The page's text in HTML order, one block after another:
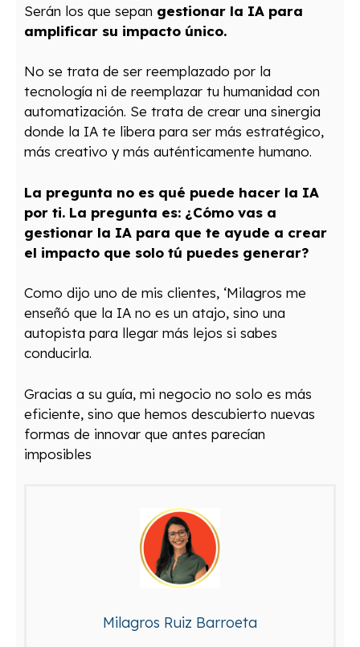
Serán los que sepan gestionar la IA para
amplificar su impacto único.
No se trata de ser reemplazado por la
tecnología ni de reemplazar tu humanidad con
automatización. Se trata de crear una sinergia
donde la IA te libera para ser más estratégico,
más creativo y más auténticamente humano.
La pregunta no es qué puede hacer la IA
por ti. La pregunta es: ¿Cómo vas a
gestionar la IA para que te ayude a crear
el impacto que solo tú puedes generar?
Como dijo uno de mis clientes, ‘Milagros me
enseñó que la IA no es un atajo, sino una
autopista para llegar más lejos si sabes
conducirla.
Gracias a su guía, mi negocio no solo es más
eficiente, sino que hemos descubierto nuevas
formas de innovar que antes parecían
imposibles
Milagros Ruiz Barroeta